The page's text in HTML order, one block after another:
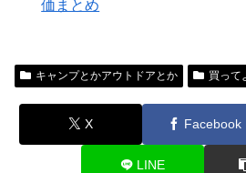
価まとめ
キャンプとかアウトドアとか 買って
X Facebook
LINE